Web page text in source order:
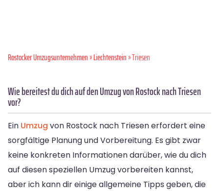
Rostocker Umzugsunternehmen»Liechtenstein» Triesen
Wie bereitest du dich auf den Umzug von Rostock nach Triesen
vor?
Ein Umzug von Rostock nach Triesen erfordert eine
sorgfältige Planung und Vorbereitung. Es gibt zwar
keine konkreten Informationen darüber, wie du dich
auf diesen speziellen Umzug vorbereiten kannst,
aber ich kann dir einige allgemeine Tipps geben, die